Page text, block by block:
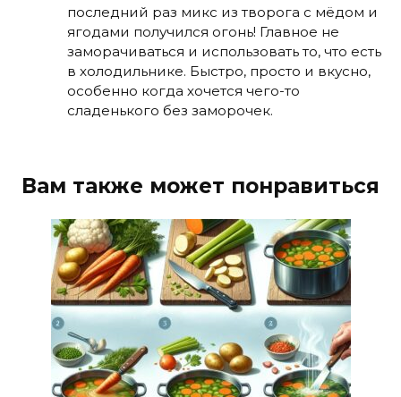
последний раз микс из творога с мёдом и
ягодами получился огонь! Главное не
заморачиваться и использовать то, что есть
в холодильнике. Быстро, просто и вкусно,
особенно когда хочется чего-то
сладенького без заморочек.
Вам также может понравиться